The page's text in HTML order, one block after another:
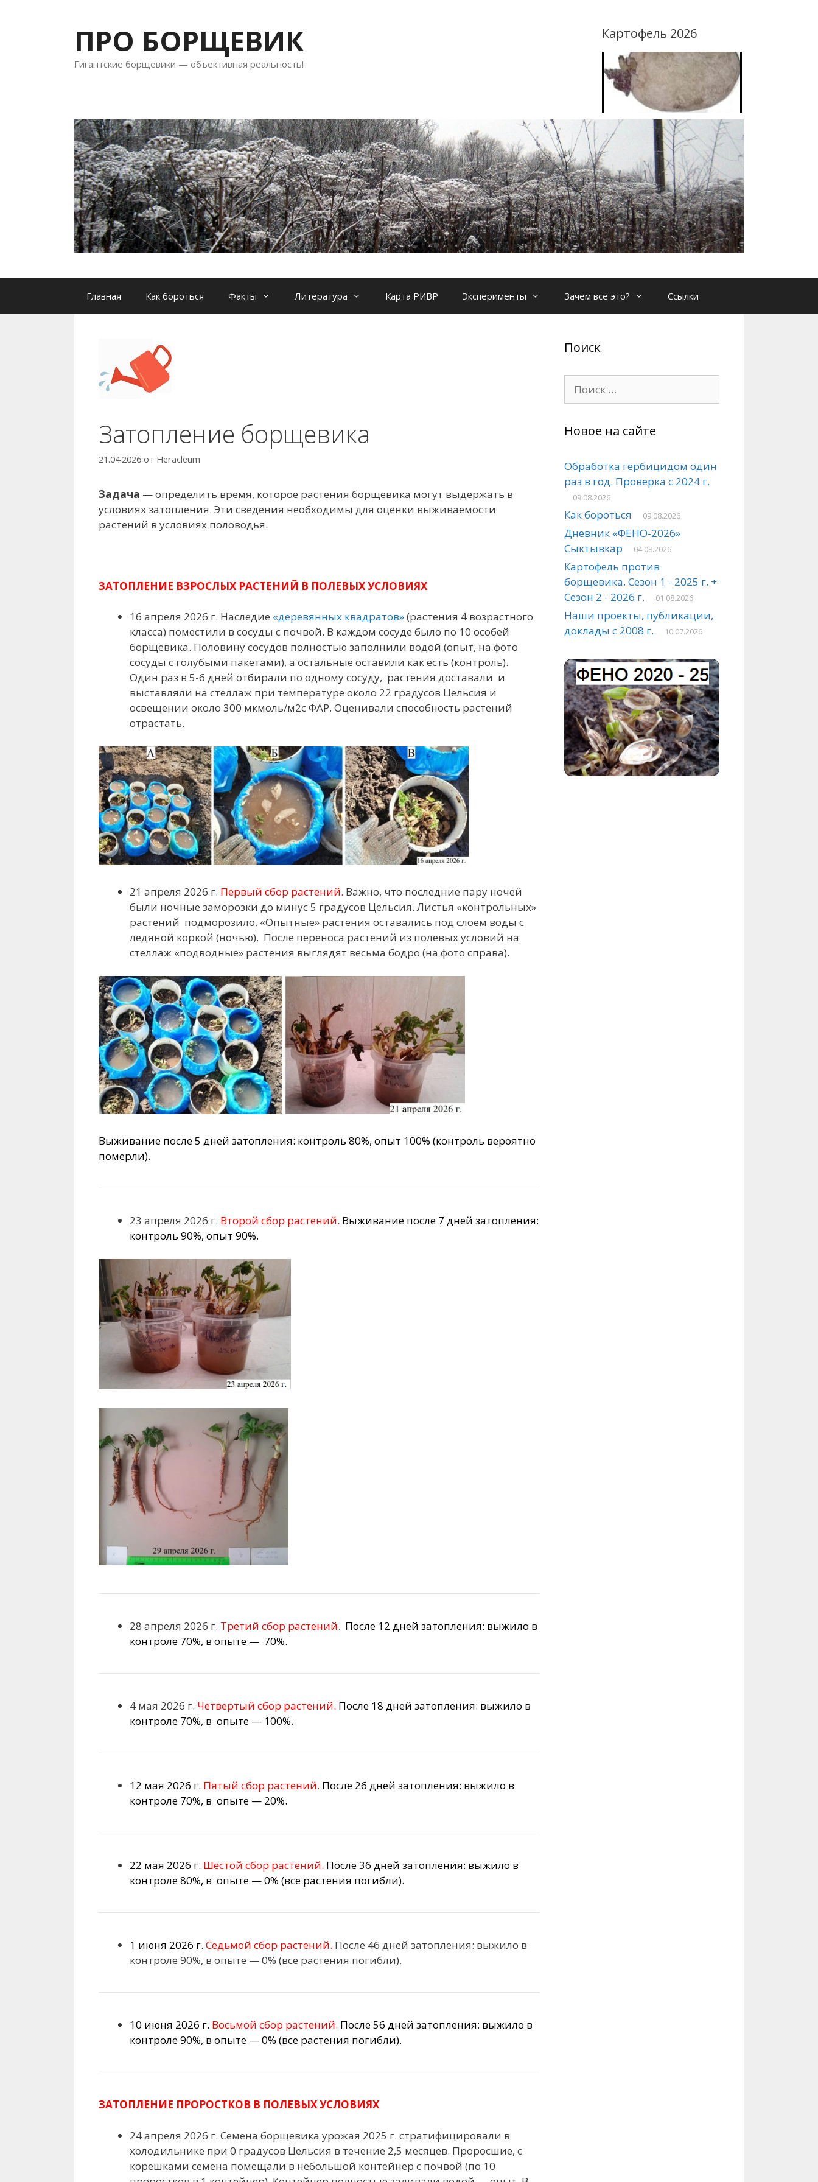
Картофель 2026
ПРО БОРЩЕВИК
Гигантские борщевики — объективная реальность!
Главная Как бороться Факты Литература Карта РИВР Эксперименты Зачем всё это? Ссылки
Затопление борщевика
21.04.2026 от Heracleum
Задача — определить время, которое растения борщевика могут выдержать в
условиях затопления. Эти сведения необходимы для оценки выживаемости
растений в условиях половодья.
ЗАТОПЛЕНИЕ ВЗРОСЛЫХ РАСТЕНИЙ В ПОЛЕВЫХ УСЛОВИЯХ
16 апреля 2026 г. Наследие «деревянных квадратов»(растения 4 возрастного
класса) поместили в сосуды с почвой. В каждом сосуде было по 10 особей
борщевика. Половину сосудов полностью заполнили водой (опыт, на фото
сосуды с голубыми пакетами), а остальные оставили как есть (контроль).
Один раз в 5-6 дней отбирали по одному сосуду, растения доставали и
выставляли на стеллаж при температуре около 22 градусов Цельсия и
освещении около 300 мкмоль/м2с ФАР. Оценивали способность растений
отрастать.
21 апреля 2026 г. Первый сбор растений. Важно, что последние пару ночей
были ночные заморозки до минус 5 градусов Цельсия. Листья «контрольных»
растений подморозило. «Опытные» растения оставались под слоем воды с
ледяной коркой (ночью). После переноса растений из полевых условий на
стеллаж «подводные» растения выглядят весьма бодро (на фото справа).
Выживание после 5 дней затопления: контроль 80%, опыт 100% (контроль вероятно
померли).
23 апреля 2026 г. Второй сбор растений. Выживание после 7 дней затопления:
контроль 90%, опыт 90%.
28 апреля 2026 г. Третий сбор растений. После 12 дней затопления: выжило в
контроле 70%, в опыте — 70%.
4 мая 2026 г. Четвертый сбор растений. После 18 дней затопления: выжило в
контроле 70%, в опыте — 100%.
12 мая 2026 г. Пятый сбор растений. После 26 дней затопления: выжило в
контроле 70%, в опыте — 20%.
22 мая 2026 г. Шестой сбор растений. После 36 дней затопления: выжило в
контроле 80%, в опыте — 0% (все растения погибли).
1 июня 2026 г. Седьмой сбор растений. После 46 дней затопления: выжило в
контроле 90%, в опыте — 0% (все растения погибли).
10 июня 2026 г. Восьмой сбор растений. После 56 дней затопления: выжило в
контроле 90%, в опыте — 0% (все растения погибли).
ЗАТОПЛЕНИЕ ПРОРОСТКОВ В ПОЛЕВЫХ УСЛОВИЯХ
24 апреля 2026 г. Семена борщевика урожая 2025 г. стратифицировали в
холодильнике при 0 градусов Цельсия в течение 2,5 месяцев. Проросшие, с
корешками семена помещали в небольшой контейнер с почвой (по 10
Поиск
Новое на сайте
Обработка гербицидом один
раз в год. Проверка с 2024 г.
09.08.2026
Как бороться 09.08.2026
Дневник «ФЕНО-2026»
Сыктывкар
04.08.2026
Картофель против
борщевика. Сезон 1 - 2025 г. +
Сезон 2 - 2026 г.
01.08.2026
Наши проекты, публикации,
доклады с 2008 г.
10.07.2026